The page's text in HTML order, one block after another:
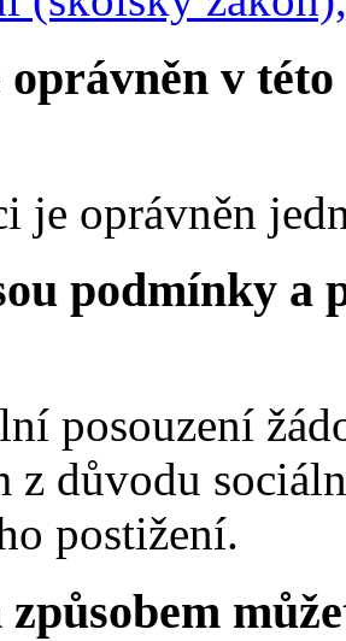
v
je oprávněn
podmínky a
posouzení
z důvodu
postižení.